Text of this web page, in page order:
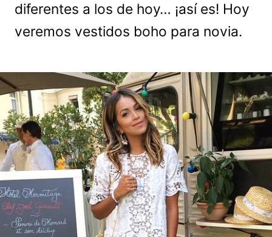
diferentes a los de hoy… ¡así es! Hoy
veremos vestidos boho para novia.